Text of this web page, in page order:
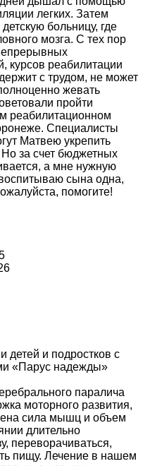
легких. Затем
больницу, где
мозга. С тех пор
курсов реабилитации
с трудом, не может
жевать
пройти
реабилитационном
Специалисты
Матвею укрепить
за счет бюджетных
а мне нужную
сына одна,
помогите!
детей и подростков с
«Парус надежды»
паралича
моторного развития,
сила мышц и объем
длительно
переворачиваться,
пищу. Лечение в нашем